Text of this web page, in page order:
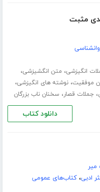
مثبت
انگیزشی، متن انگشیزشی،
موفقیت،نوشته های انگیزشی،
، جملات قصار، سخنان ناب بزرگان
دانلود کتاب
ادبی،کتاب‌های عمومی